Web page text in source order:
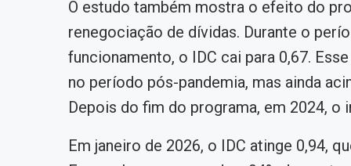
O estudo também mostra o efeito do
renegociação de dívidas. Durante o
funcionamento, o IDC cai para 0,67.
no período pós-pandemia, mas ainda
Depois do fim do programa, em 2024, o
Em janeiro de 2026, o IDC atinge 0,94,